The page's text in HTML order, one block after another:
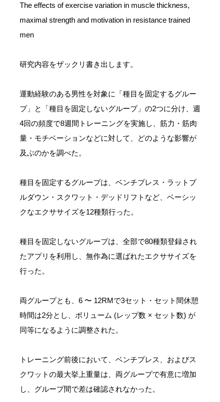
The effects of exercise variation in muscle thickness,
maximal strength and motivation in resistance trained
men
研究内容をザックリ書き出します。
運動経験のある男性を対象に「種目を固定するグルー
プ」と「種目を固定しないグループ」の2つに分け、週
4回の頻度で8週間トレーニングを実施し、筋力・筋肉
量・モチベーションなどに対して、どのような影響が
及ぶのかを調べた。
種目を固定するグループは、ベンチプレス・ラットプ
ルダウン・スクワット・デッドリフトなど、ベーシッ
クなエクササイズを12種類行った。
種目を固定しないグループは、全部で80種類登録され
たアプリを利用し、無作為に選ばれたエクササイズを
行った。
両グループとも、6 〜 12RMで3セット・セット間休憩
時間は2分とし、ボリューム (レップ数 × セット数) が
同等になるように調整された。
トレーニング前後において、ベンチプレス、およびス
クワットの最大挙上重量は、両グループで有意に増加
し、グループ間で差は確認されなかった。